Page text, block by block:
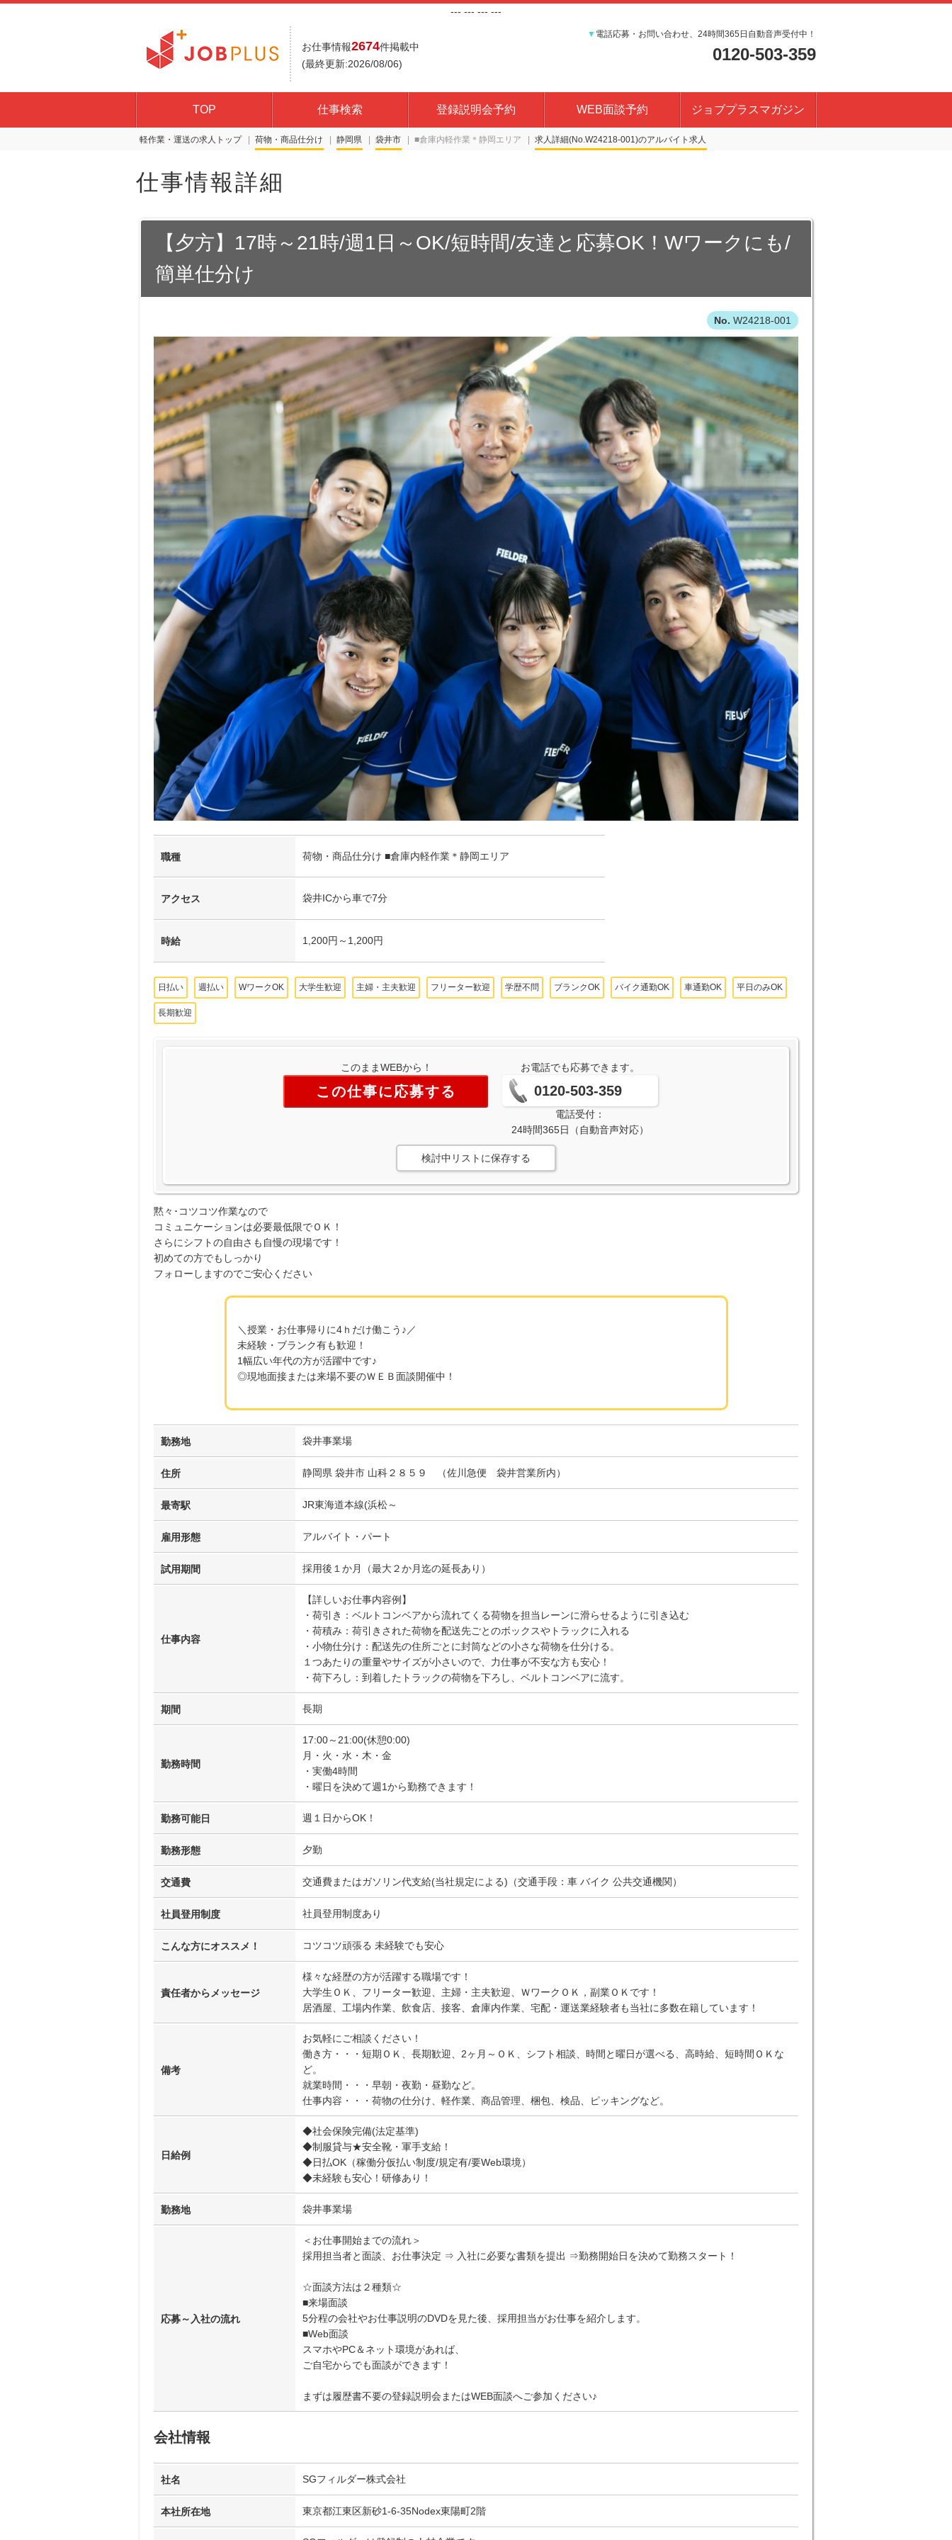
--- --- --- ---
お仕事情報2674件掲載中
(最終更新:2026/08/06)
▼ 電話応募・お問い合わせ、24時間365日自動音声受付中！
0120-503-359
TOP 仕事検索 登録説明会予約 WEB面談予約 ジョブプラスマガジン
軽作業・運送の求人トップ 荷物・商品仕分け 静岡県 袋井市 ■倉庫内軽作業＊静岡エリア 求人詳細(No.W24218-001)
仕事情報詳細
【夕方】17時～21時/週1日～OK/短時間/友達と応募OK！Wワークにも/
簡単仕分け
W24218-001
職種 荷物・商品仕分け ■倉庫内軽作業＊静岡エリア
アクセス 袋井ICから車で7分
時給 1,200円～1,200円
日払い 週払い WワークOK 大学生歓迎 主婦・主夫歓迎 フリーター歓迎 学歴不問 ブランクOK バイク通勤OK 車通勤OK 平日のみOK
長期歓迎
このままWEBから！
この仕事に応募する
お電話でも応募できます。
0120-503-359
電話受付：
24時間365日（自動音声対応）
検討中リストに保存する
黙々･コツコツ作業なので
コミュニケーションは必要最低限でＯＫ！
さらにシフトの自由さも自慢の現場です！
初めての方でもしっかり
フォローしますのでご安心ください
＼授業・お仕事帰りに4ｈだけ働こう♪／
未経験・ブランク有も歓迎！
1幅広い年代の方が活躍中です♪
◎現地面接または来場不要のＷＥＢ面談開催中！
勤務地 袋井事業場
住所 静岡県 袋井市 山科２８５９ （佐川急便 袋井営業所内）
最寄駅 JR東海道本線(浜松～
雇用形態 アルバイト・パート
試用期間 採用後１か月（最大２か月迄の延長あり）
仕事内容
【詳しいお仕事内容例】
・荷引き：ベルトコンベアから流れてくる荷物を担当レーンに滑らせるように引き込む
・荷積み：荷引きされた荷物を配送先ごとのボックスやトラックに入れる
・小物仕分け：配送先の住所ごとに封筒などの小さな荷物を仕分ける。
１つあたりの重量やサイズが小さいので、力仕事が不安な方も安心！
・荷下ろし：到着したトラックの荷物を下ろし、ベルトコンベアに流す。
期間 長期
勤務時間
17:00～21:00(休憩0:00)
月・火・水・木・金
・実働4時間
・曜日を決めて週1から勤務できます！
勤務可能日 週１日からOK！
勤務形態 夕勤
交通費 交通費またはガソリン代支給(当社規定による)（交通手段：車 バイク 公共交通機関）
社員登用制度 社員登用制度あり
こんな方にオススメ！ コツコツ頑張る 未経験でも安心
責任者からメッセージ
様々な経歴の方が活躍する職場です！
大学生ＯＫ、フリーター歓迎、主婦・主夫歓迎、ＷワークＯＫ，副業ＯＫです！
居酒屋、工場内作業、飲食店、接客、倉庫内作業、宅配・運送業経験者も当社に多数在籍しています！
備考
お気軽にご相談ください！
働き方・・・短期ＯＫ、長期歓迎、2ヶ月～ＯＫ、シフト相談、時間と曜日が選べる、高時給、短時間ＯＫな
ど。
就業時間・・・早朝・夜勤・昼勤など。
仕事内容・・・荷物の仕分け、軽作業、商品管理、梱包、検品、ピッキングなど。
日給例
◆社会保険完備(法定基準)
◆制服貸与★安全靴・軍手支給！
◆日払OK（稼働分仮払い制度/規定有/要Web環境）
◆未経験も安心！研修あり！
勤務地 袋井事業場
応募～入社の流れ
＜お仕事開始までの流れ＞
採用担当者と面談、お仕事決定 ⇒ 入社に必要な書類を提出 ⇒勤務開始日を決めて勤務スタート！
☆面談方法は２種類☆
■来場面談
5分程の会社やお仕事説明のDVDを見た後、採用担当がお仕事を紹介します。
■Web面談
スマホやPC＆ネット環境があれば、
ご自宅からでも面談ができます！
まずは履歴書不要の登録説明会またはWEB面談へご参加ください♪
会社情報
社名 SGフィルダー株式会社
本社所在地 東京都江東区新砂1-6-35Nodex東陽町2階